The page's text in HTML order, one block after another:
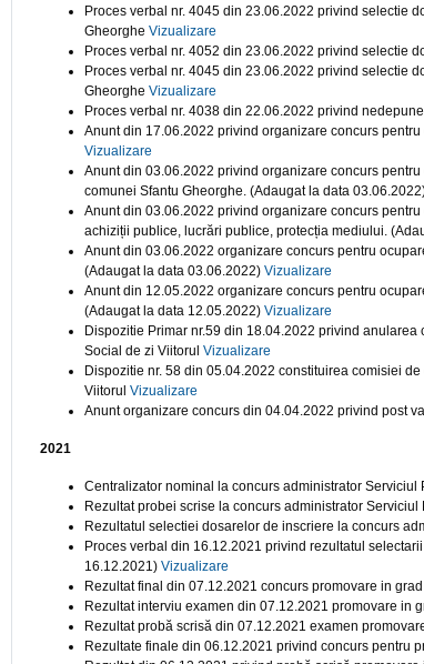
Proces verbal nr. 4045 din 23.06.2022 privind selectie
Gheorghe Vizualizare
Proces verbal nr. 4052 din 23.06.2022 privind selectie
Proces verbal nr. 4045 din 23.06.2022 privind selectie
Gheorghe Vizualizare
Proces verbal nr. 4038 din 22.06.2022 privind
Anunt din 17.06.2022 privind organizare concurs
Vizualizare
Anunt din 03.06.2022 privind organizare concurs
comunei Sfantu Gheorghe. (Adaugat la data
Anunt din 03.06.2022 privind organizare concurs
achiziții publice, lucrări publice, protecția mediului.
Anunt din 03.06.2022 organizare concurs pentru
(Adaugat la data 03.06.2022) Vizualizare
Anunt din 12.05.2022 organizare concurs pentru
(Adaugat la data 12.05.2022) Vizualizare
Dispozitie Primar nr.59 din 18.04.2022 privind
Social de zi Viitorul Vizualizare
Dispozitie nr. 58 din 05.04.2022 constituirea comisiei
Viitorul Vizualizare
Anunt organizare concurs din 04.04.2022 privind post
2021
Centralizator nominal la concurs administrator
Rezultat probei scrise la concurs administrator
Rezultatul selectiei dosarelor de inscriere la concurs
Proces verbal din 16.12.2021 privind rezultatul
16.12.2021) Vizualizare
Rezultat final din 07.12.2021 concurs promovare in
Rezultat interviu examen din 07.12.2021 promovare in
Rezultat probă scrisă din 07.12.2021 examen
Rezultate finale din 06.12.2021 privind concurs pentru